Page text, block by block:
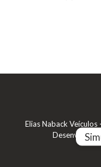
Elias Naback